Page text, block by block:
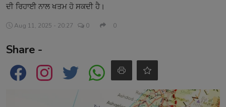
Contact
ਦੀ ਰਿਹਾਈ ਨਾਲ ਖਤਮ ਹੋ ਸਕਦੀ ਹੈ।
Aug 11, 2025 - 20:27 0 0
Share -